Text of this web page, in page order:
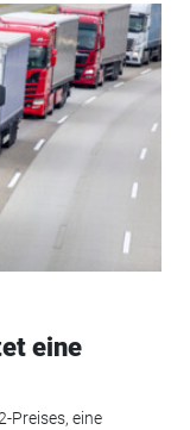
eine
Preises, eine